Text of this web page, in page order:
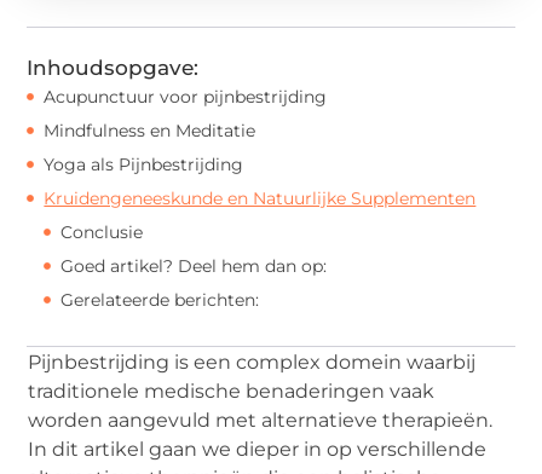
Inhoudsopgave:
Acupunctuur voor pijnbestrijding
Mindfulness en Meditatie
Yoga als Pijnbestrijding
Kruidengeneeskunde en Natuurlijke Supplementen
Conclusie
Goed artikel? Deel hem dan op:
Gerelateerde berichten:
Pijnbestrijding is een complex domein waarbij
traditionele medische benaderingen vaak
worden aangevuld met alternatieve therapieën.
In dit artikel gaan we dieper in op verschillende